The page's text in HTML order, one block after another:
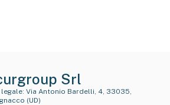
Srl
legale:
(UD)